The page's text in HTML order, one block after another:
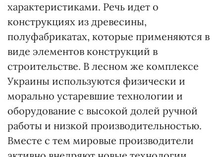
характеристиками. Речь идет о
конструкциях из древесины,
полуфабрикатах, которые применяются в
виде элементов конструкций в
строительстве. В лесном же комплексе
Украины используются физически и
морально устаревшие технологии и
оборудование с высокой долей ручной
работы и низкой производительностью.
Вместе с тем мировые производители